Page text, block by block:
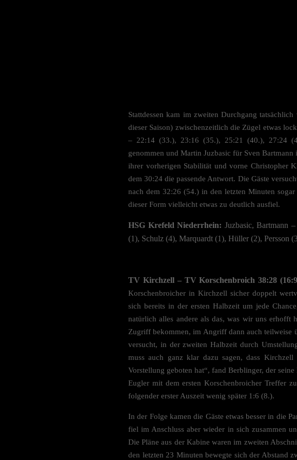
Stattdessen kam im zweiten Durchgang
dieser Saison) zwischenzeitlich die Zügel etwas
– 22:14 (33.), 23:16 (35.), 25:21 (40.), 27:24
genommen und Martin Juzbasic für Sven
ihrer vorherigen Stabilität und vorne Christopher
dem 30:24 die passende Antwort. Die Gäste
nach dem 32:26 (54.) in den letzten Minuten
dieser Form vielleicht etwas zu deutlich ausfiel.
HSG Krefeld Niederrhein: Juzbasic, Bartmann
(1), Schulz (4), Marquardt (1), Hüller (2), Persson
TV Kirchzell – TV Korschenbroich 38:28
Korschenbroicher in Kirchzell sicher doppelt
sich bereits in der ersten Halbzeit um jede
natürlich alles andere als das, was wir uns
Zugriff bekommen, im Angriff dann auch teilweise
versucht, in der zweiten Halbzeit durch
muss auch ganz klar dazu sagen, dass
Vorstellung geboten hat“, fand Berblinger, der
Eugler mit dem ersten Korschenbroicher Treffer
folgender erster Auszeit wenig später 1:6 (8.).
In der Folge kamen die Gäste etwas besser in die
fiel im Anschluss aber wieder in sich zusammen
Die Pläne aus der Kabine waren im zweiten
den letzten 23 Minuten bewegte sich der Abstand
Datenschutzeinstellungen
Essenziell (2)
Essenzielle Cookies
Website erforderlich.